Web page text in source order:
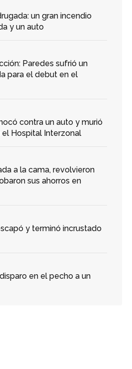
un gran incendio
y un auto
Paredes sufrió un
para el debut en el
contra un auto y murió
el Hospital Interzonal
a la cama, revolvieron
sus ahorros en
y terminó incrustado
en el pecho a un